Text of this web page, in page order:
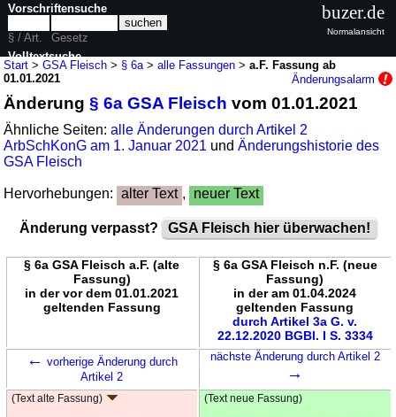
Start >GSA Fleisch > § 6a >alle Fassungen >a.F. Fassung ab
01.01.2021
Änderungsalarm
Änderung§ 6a GSA Fleisch vom 01.01.2021
Ähnliche Seiten:alle Änderungen durch Artikel 2
ArbSchKonG am 1. Januar 2021 undÄnderungshistorie des
GSA Fleisch
Hervorhebungen: alter Text , neuer Text
Änderung verpasst? GSA Fleisch hier überwachen!
§ 6a GSA Fleisch a.F. (alte
Fassung)
in der vor dem 01.01.2021
geltenden Fassung
§ 6a GSA Fleisch n.F. (neue
Fassung)
in der am 01.04.2024
geltenden Fassung
durch Artikel 3a G. v.
22.12.2020 BGBl. I S. 3334
← vorherige Änderung durch
Artikel 2
nächste Änderung durch Artikel 2
→
(Text alte Fassung) (Text neue Fassung)
Vorschriftensuche
§ / Art.
Gesetz
Volltextsuche
buzer.de
Normalansicht